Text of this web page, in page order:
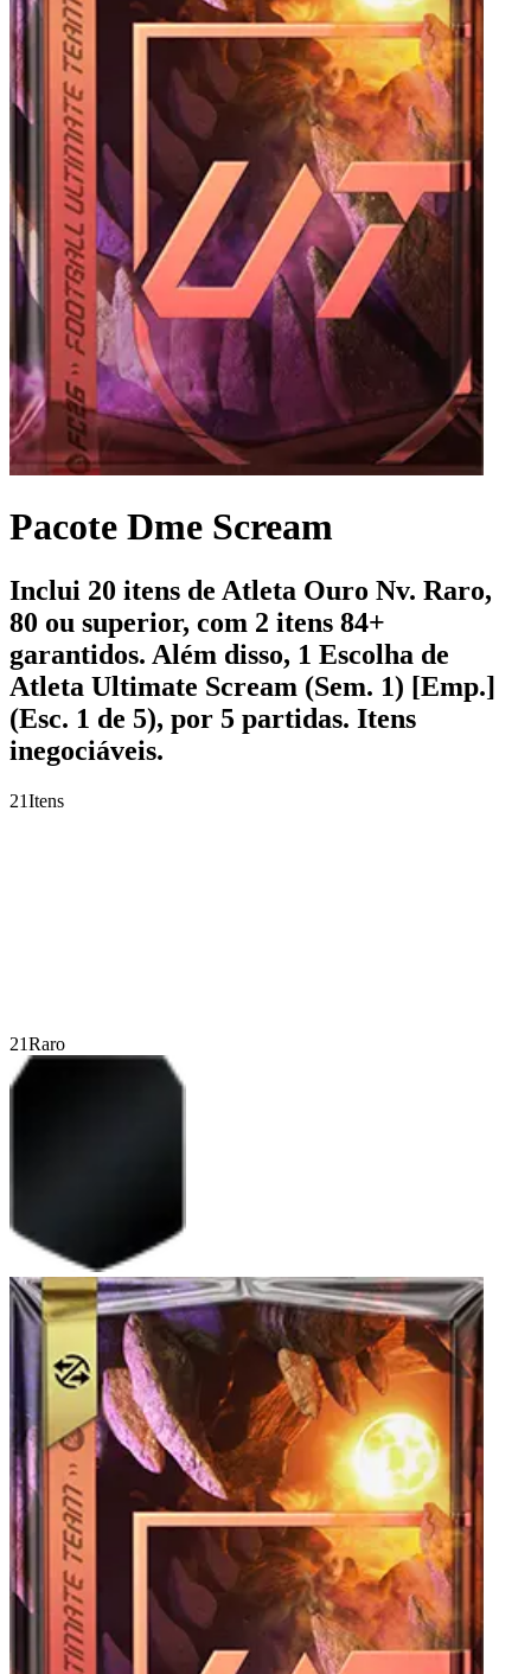
Pacote Dme Scream
Inclui 20 itens de Atleta Ouro Nv. Raro,
80 ou superior, com 2 itens 84+
garantidos. Além disso, 1 Escolha de
Atleta Ultimate Scream (Sem. 1) [Emp.]
(Esc. 1 de 5), por 5 partidas. Itens
inegociáveis.
21Itens
21Raro